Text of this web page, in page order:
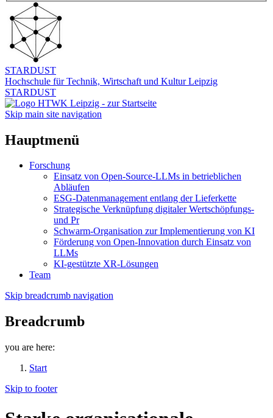
STARDUST
Hochschule für Technik, Wirtschaft und Kultur Leipzig
STARDUST
Skip main site navigation
Hauptmenü
Forschung
Einsatz von Open-Source-LLMs in betrieblichen
Abläufen
ESG-Datenmanagement entlang der Lieferkette
Strategische Verknüpfung digitaler Wertschöpfungs-
und Pr
Schwarm-Organisation zur Implementierung von KI
Förderung von Open-Innovation durch Einsatz von
LLMs
KI-gestützte XR-Lösungen
Team
Skip breadcrumb navigation
Breadcrumb
you are here:
Start
Skip to footer